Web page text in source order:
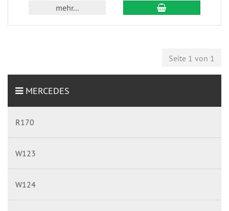
mehr...
Seite 1 von 1
MERCEDES
R170
W123
W124